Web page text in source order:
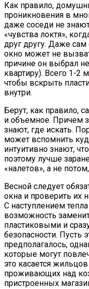
Как правило,
проникновения в
даже соседи не знают
«чувства локтя»,
друг другу. Даже
окно может не
причине он выбрал
квартиру). Всего 1-
чтобы вскрыть
внутри.
Берут, как правило,
и объемное. Причем
знают, где искать.
может вспомнить
интуитивно знают,
поэтому лучше
«налетов», а не
Весной следует
окна и проверить их
С наступлением
возможность
пластиковыми и
безопасности. Пусть
предполагалось,
которые могут
это касается
проживающих над
пристроенных